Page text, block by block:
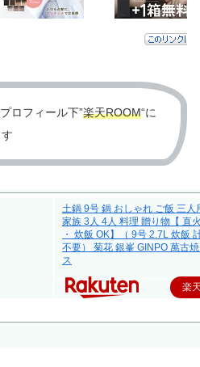
ロフィール下”楽天ROOM“に
土鍋 9号 鍋 おしゃれ ご飯 三人
家族 3人 4人 料理 贈り物【 直
・ 炊飯 OK】（ 9号 2.7L 炊飯
不要） 菊花 銀峯 GINPO 萬古
ス
楽